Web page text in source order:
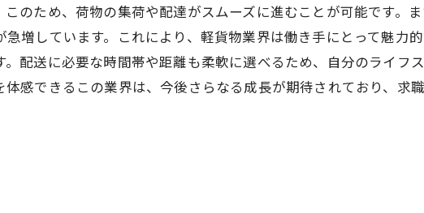
のため、荷物の集荷や配達がスムーズに進むことが可能です。
増しています。これにより、軽貨物業界は働き手にとって魅力的
配送に必要な時間帯や距離も柔軟に選べるため、自分のライフ
感できるこの業界は、今後さらなる成長が期待されており、求